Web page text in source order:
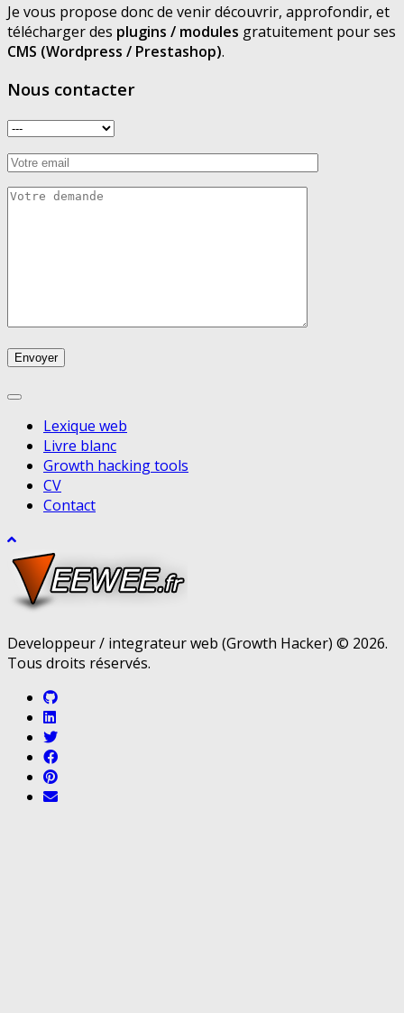
Je vous propose donc de venir découvrir, approfondir, et
télécharger des plugins / modules gratuitement pour ses
CMS (Wordpress / Prestashop).
Nous contacter
Lexique web
Livre blanc
Growth hacking tools
CV
Contact
Developpeur / integrateur web (Growth Hacker) © 2026.
Tous droits réservés.